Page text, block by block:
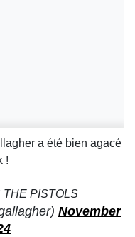
a été bien agacé
!
THE PISTOLS
November